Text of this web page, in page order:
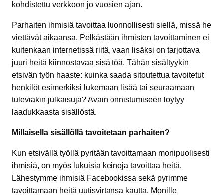
kohdistettu verkkoon jo vuosien ajan.
Parhaiten ihmisiä tavoittaa luonnollisesti siellä, missä he
viettävät aikaansa. Pelkästään ihmisten tavoittaminen ei
kuitenkaan internetissä riitä, vaan lisäksi on tarjottava
juuri heitä kiinnostavaa sisältöä. Tähän sisältyykin
etsivän työn haaste: kuinka saada sitoutettua tavoitetut
henkilöt esimerkiksi lukemaan lisää tai seuraamaan
tuleviakin julkaisuja? Avain onnistumiseen löytyy
laadukkaasta sisällöstä.
Millaisella sisällöllä tavoitetaan parhaiten?
Kun etsivällä työllä pyritään tavoittamaan monipuolisesti
ihmisiä, on myös lukuisia keinoja tavoittaa heitä.
Lähestymme ihmisiä Facebookissa sekä pyrimme
tavoittamaan heitä uutisvirtansa kautta. Monille